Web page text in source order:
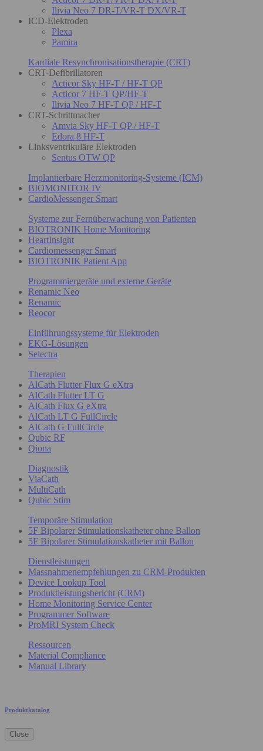
Ilivia Neo 7 DR-T/VR-T DX/VR-T
ICD-Elektroden
Plexa
Pamira
Kardiale Resynchronisationstherapie (CRT)
CRT-Defibrillatoren
Acticor Sky HF-T / HF-T QP
Acticor 7 HF-T QP/HF-T
Ilivia Neo 7 HF-T QP / HF-T
CRT-Schrittmacher
Amvia Sky HF-T QP / HF-T
Edora 8 HF-T
Linksventrikuläre Elektroden
Sentus OTW QP
Implantierbare Herzmonitoring-Systeme (ICM)
BIOMONITOR IV
CardioMessenger Smart
Systeme zur Fernüberwachung von Patienten
BIOTRONIK Home Monitoring
HeartInsight
Cardiomessenger Smart
BIOTRONIK Patient App
Programmiergeräte und externe Geräte
Renamic Neo
Renamic
Reocor
Einführungssysteme für Elektroden
EKG-Lösungen
Selectra
Therapien
AlCath Flutter Flux G eXtra
AlCath Flutter LT G
AlCath Flux G eXtra
AlCath LT G FullCircle
AlCath G FullCircle
Qubic RF
Qiona
Diagnostik
ViaCath
MultiCath
Qubic Stim
Temporäre Stimulation
5F Bipolarer Stimulationskatheter ohne Ballon
5F Bipolarer Stimulationskatheter mit Ballon
Dienstleistungen
Massnahmenempfehlungen zu CRM-Produkten
Device Lookup Tool
Produktleistungsbericht (CRM)
Home Monitoring Service Center
Programmer Software
ProMRI System Check
Ressourcen
Material Compliance
Manual Library
Produktkatalog
Close